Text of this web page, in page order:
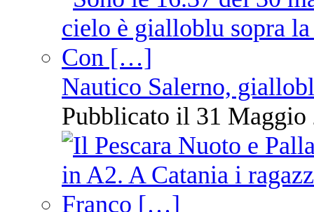
Nautico Salerno,
Pubblicato il 31 Maggio